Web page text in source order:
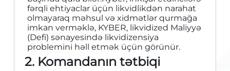
fərqli ehtiyaclar üçün likvidlikdən narahat
olmayaraq məhsul və xidmətlər qurmağa
imkan verməklə, KYBER, likvidized Maliyyə
(Defi) sənayesində likvidizensiya
problemini həll etmək üçün görünür.
2. Komandanın tətbiqi